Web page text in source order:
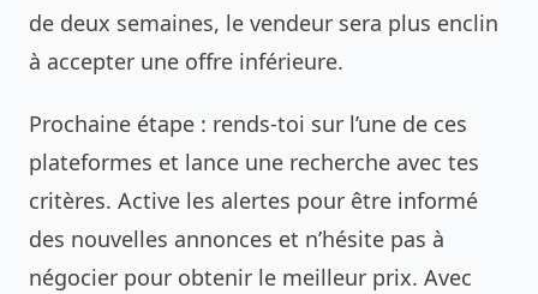
de deux semaines, le vendeur sera plus enclin
à accepter une offre inférieure.
Prochaine étape : rends-toi sur l’une de ces
plateformes et lance une recherche avec tes
critères. Active les alertes pour être informé
des nouvelles annonces et n’hésite pas à
négocier pour obtenir le meilleur prix. Avec